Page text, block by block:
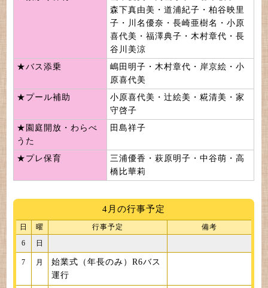
森下真由美・道浦紀子・柏谷映里
子・川名優奈・長崎亜樹名・小原
喜代美・福澤典子・木村章代・長
谷川美涼
★バス添乗
嶋田明子・木村章代・岸京絵・小
原喜代美
★ プール補助
小原喜代美・辻絵美・糀清美・家
守啓子
★ 園庭開放・わらべ
うた
田島祥子
★ プレ保育
三浦優香・萩原明子・中谷萌・高
橋比華莉
4月の行事予定
日 曜 行事予定
備考
6
日
7 月
始業式（年長のみ）R6バス
運行